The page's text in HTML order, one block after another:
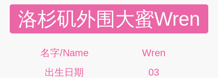
洛杉矶外围大蜜Wren
名字/Name
Wren
出生日期
03